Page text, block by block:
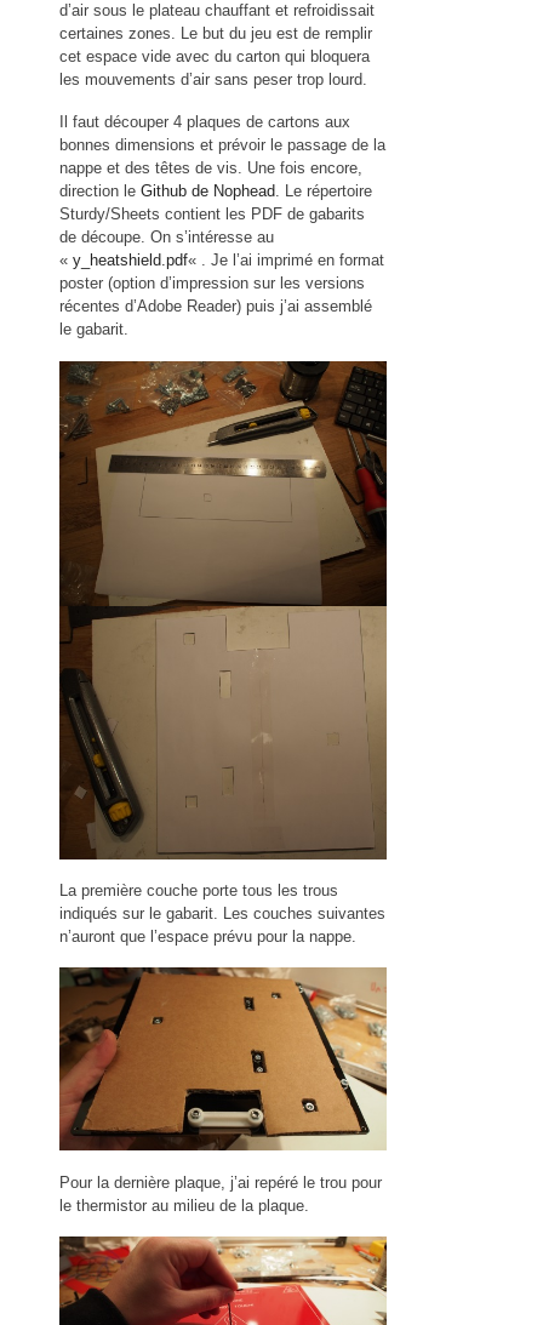
d’air sous le plateau chauffant et refroidissait
certaines zones. Le but du jeu est de remplir
cet espace vide avec du carton qui bloquera
les mouvements d’air sans peser trop lourd.
Il faut découper 4 plaques de cartons aux
bonnes dimensions et prévoir le passage de la
nappe et des têtes de vis. Une fois encore,
direction le Github de Nophead. Le répertoire
Sturdy/Sheets contient les PDF de gabarits
de découpe. On s’intéresse au
« y_heatshield.pdf« . Je l’ai imprimé en format
poster (option d’impression sur les versions
récentes d’Adobe Reader) puis j’ai assemblé
le gabarit.
La première couche porte tous les trous
indiqués sur le gabarit. Les couches suivantes
n’auront que l’espace prévu pour la nappe.
Pour la dernière plaque, j’ai repéré le trou pour
le thermistor au milieu de la plaque.